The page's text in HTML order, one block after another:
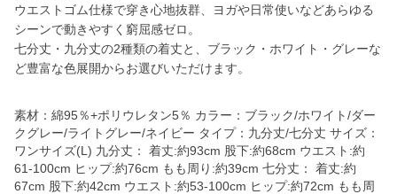
ウエストゴム仕様で穿き心地抜群、ヨガや日常使いなどあらゆる
シーンで動きやすく窮屈感ゼロ。
七分丈・九分丈の2種類の着丈と、ブラック・ホワイト・グレーな
ど豊富な色展開からお選びいただけます。
素材：綿95％+ポリウレタン5％ カラー：ブラック/ホワイト/ダー
クグレー/ライトグレー/ネイビー タイプ：九分丈/七分丈 サイズ：
ワンサイズ(L) 九分丈： 着丈:約93cm 股下:約68cm ウエスト:約
61-100cm ヒップ:約76cm もも周り:約39cm 七分丈： 着丈:約
67cm 股下:約42cm ウエスト:約53-100cm ヒップ:約72cm もも周